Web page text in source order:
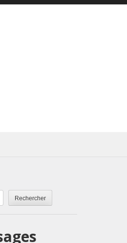
Rechercher